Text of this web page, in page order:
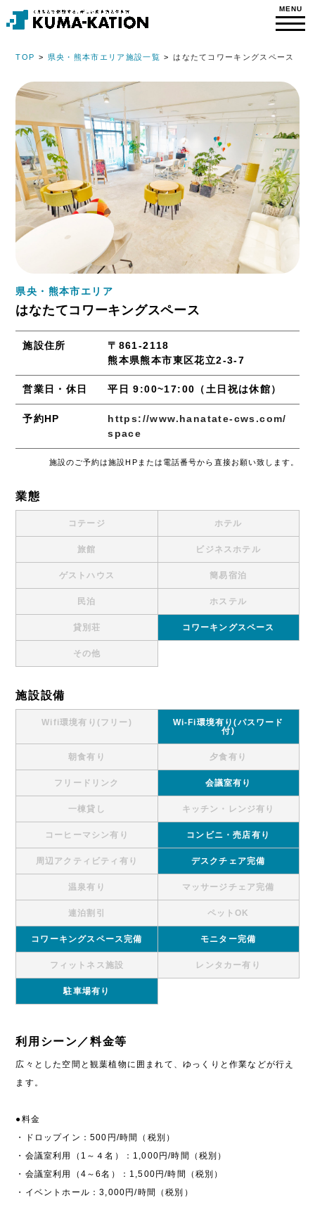
TOP 県央・熊本市エリア施設一覧 はなたてコワーキングスペース
県央・熊本市エリア
はなたてコワーキングスペース
施設住所
〒861-2118
熊本県熊本市東区花立2-3-7
営業日・休日 平日 9:00~17:00（土日祝は休館）
予約HP
https://www.hanatate-cws.com/
space
施設のご予約は施設HPまたは電話番号から直接お願い致します。
業態
コテージ ホテル
旅館 ビジネスホテル
ゲストハウス 簡易宿泊
民泊 ホステル
貸別荘 コワーキングスペース
その他
施設設備
Wifi環境有り(フリー)
Wi-Fi環境有り(パスワード
付)
朝食有り 夕食有り
フリードリンク 会議室有り
一棟貸し キッチン・レンジ有り
コーヒーマシン有り コンビニ・売店有り
周辺アクティビティ有り デスクチェア完備
温泉有り マッサージチェア完備
連泊割引 ペットOK
コワーキングスペース完備 モニター完備
フィットネス施設 レンタカー有り
駐車場有り
利用シーン／料金等
​​広々とした空間と観葉植物に囲まれて、ゆっくりと作業などが行え
ます。
●料金
・ドロップイン：500円/時間（税別）
・会議室利用（1～４名）：1,000円/時間（税別）
・会議室利用（4～6名）：1,500円/時間（税別）
・イベントホール：3,000円/時間（税別）